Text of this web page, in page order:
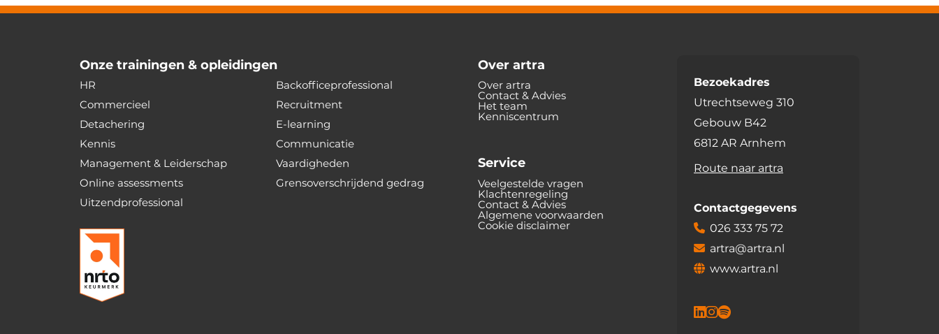
Onze trainingen & opleidingen
HR
Commercieel
Detachering
Kennis
Management & Leiderschap
Online assessments
Uitzendprofessional
Backofficeprofessional
Recruitment
E-learning
Communicatie
Vaardigheden
Grensoverschrijdend gedrag
Over artra
Over artra
Contact & Advies
Het team
Kenniscentrum
Service
Veelgestelde vragen
Klachtenregeling
Contact & Advies
Algemene voorwaarden
Cookie disclaimer
Bezoekadres
Utrechtseweg 310
Gebouw B42
6812 AR Arnhem
Route naar artra
Contactgegevens
026 333 75 72
artra@artra.nl
www.artra.nl